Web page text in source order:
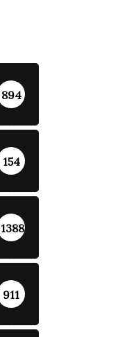
894
154
1388
911